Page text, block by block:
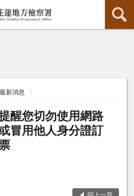
最新消息
醒您切勿使用網路
冒用他人身分證訂